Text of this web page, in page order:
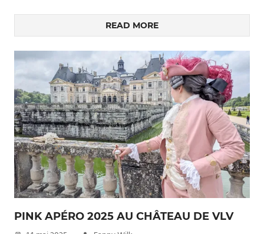
READ MORE
PINK APÉRO 2025 AU CHÂTEAU DE VLV